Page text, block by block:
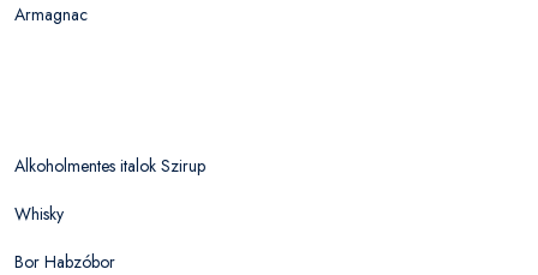
Armagnac
Alkoholmentes italok Szirup
Whisky
Bor Habzóbor